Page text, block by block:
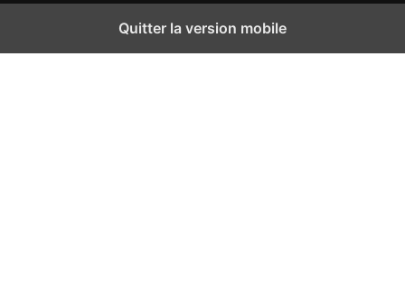
Quitter la version mobile